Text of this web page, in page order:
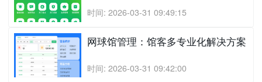
时间: 2026-03-31 09:49:15
网球馆管理：馆客多专业化解决方案
时间: 2026-03-31 09:42:00